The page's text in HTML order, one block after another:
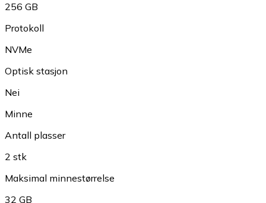
256 GB
Protokoll
NVMe
Optisk stasjon
Nei
Minne
Antall plasser
2 stk
Maksimal minnestørrelse
32 GB